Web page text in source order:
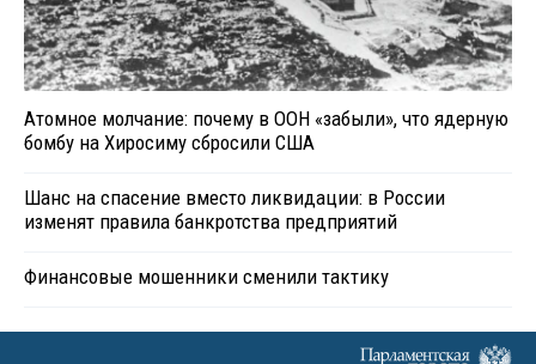
Атомное молчание: почему в ООН «забыли», что ядерную
бомбу на Хиросиму сбросили США
Шанс на спасение вместо ликвидации: в России
изменят правила банкротства предприятий
Финансовые мошенники сменили тактику